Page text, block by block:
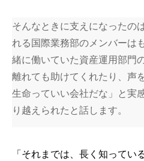
そんなときに支えになったの
れる国際業務部のメンバーは
緒に働いていた資産運用部門
離れても助けてくれたり、声
生命っていい会社だな」と実
り越えられたと話します。
「それまでは、長く知って